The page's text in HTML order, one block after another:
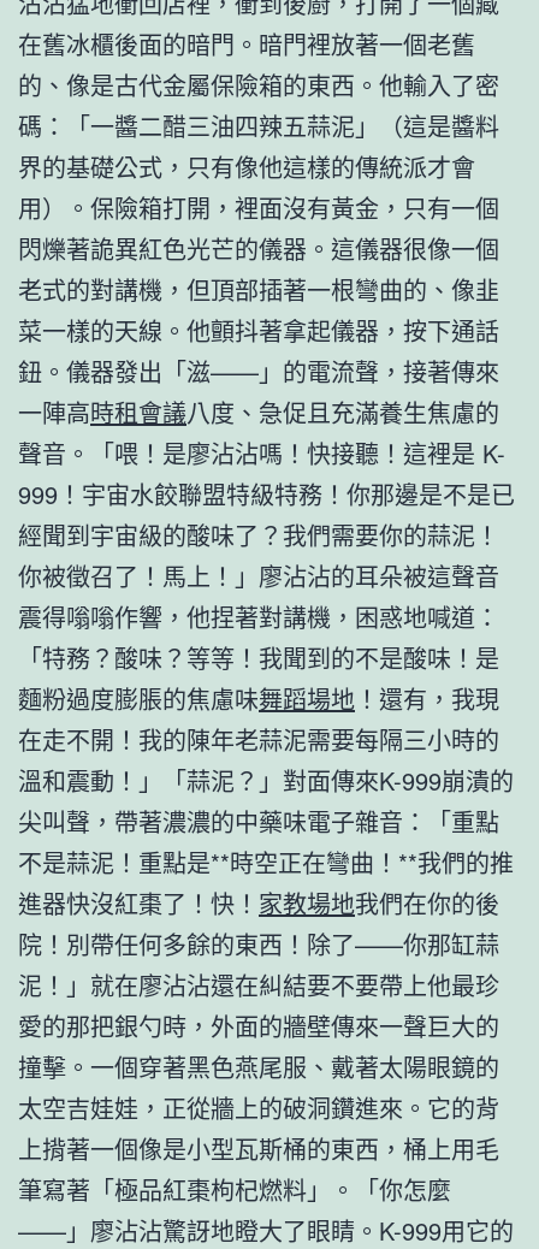
在舊冰櫃後面的暗門。暗門裡放著一個老舊
的、像是古代金屬保險箱的東西。他輸入了密
碼：「一醬二醋三油四辣五蒜泥」（這是醬料
界的基礎公式，只有像他這樣的傳統派才會
用）。保險箱打開，裡面沒有黃金，只有一個
閃爍著詭異紅色光芒的儀器。這儀器很像一個
老式的對講機，但頂部插著一根彎曲的、像韭
菜一樣的天線。他顫抖著拿起儀器，按下通話
鈕。儀器發出「滋——」的電流聲，接著傳來
一陣高時租會議八度、急促且充滿養生焦慮的
聲音。「喂！是廖沾沾嗎！快接聽！這裡是 K-
999！宇宙水餃聯盟特級特務！你那邊是不是已
經聞到宇宙級的酸味了？我們需要你的蒜泥！
你被徵召了！馬上！」廖沾沾的耳朵被這聲音
震得嗡嗡作響，他捏著對講機，困惑地喊道：
「特務？酸味？等等！我聞到的不是酸味！是
麵粉過度膨脹的焦慮味舞蹈場地 ！還有，我現
在走不開！我的陳年老蒜泥需要每隔三小時的
溫和震動！」「蒜泥？」對面傳來K-999崩潰的
尖叫聲，帶著濃濃的中藥味電子雜音：「重點
不是蒜泥！重點是**時空正在彎曲！**我們的推
進器快沒紅棗了！快！ 家教場地我們在你的後
院！別帶任何多餘的東西！除了——你那缸蒜
泥！」就在廖沾沾還在糾結要不要帶上他最珍
愛的那把銀勺時，外面的牆壁傳來一聲巨大的
撞擊。一個穿著黑色燕尾服、戴著太陽眼鏡的
太空吉娃娃，正從牆上的破洞鑽進來。它的背
上揹著一個像是小型瓦斯桶的東西，桶上用毛
筆寫著「極品紅棗枸杞燃料」。「你怎麼
——」廖沾沾驚訝地瞪大了眼睛。K-999用它的